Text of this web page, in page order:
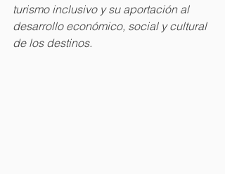
turismo inclusivo y su aportación al
desarrollo económico, social y cultural
de los destinos.